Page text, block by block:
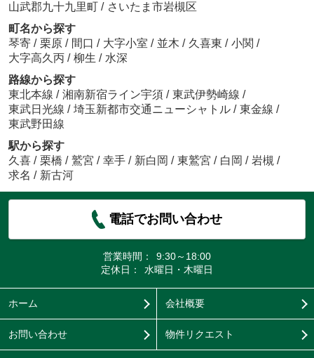
山武郡九十九里町 / さいたま市岩槻区
町名から探す
琴寄 / 栗原 / 間口 / 大字小室 / 並木 / 久喜東 / 小関 /
大字高久丙 / 柳生 / 水深
路線から探す
東北本線 / 湘南新宿ライン宇須 / 東武伊勢崎線 /
東武日光線 / 埼玉新都市交通ニューシャトル / 東金線 /
東武野田線
駅から探す
久喜 / 栗橋 / 鷲宮 / 幸手 / 新白岡 / 東鷲宮 / 白岡 / 岩槻 /
求名 / 新古河
電話でお問い合わせ
営業時間：
9:30～18:00
定休日：
水曜日・木曜日
ホーム 会社概要
お問い合わせ 物件リクエスト